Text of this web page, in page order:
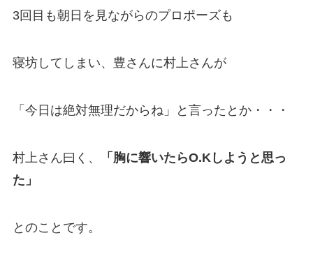
3回目も朝日を見ながらのプロポーズも
寝坊してしまい、豊さんに村上さんが
「今日は絶対無理だからね」と言ったとか・・・
村上さん曰く、
「胸に響いたらO.Kしようと思っ
た」
とのことです。